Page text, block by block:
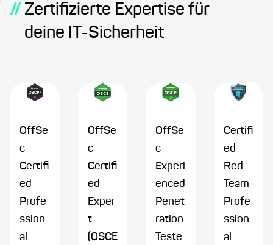
// Zertifizierte Expertise für
deine IT-Sicherheit
OffSe
c
Certifi
ed
Profe
ssion
al
OffSe
c
Certifi
ed
Exper
t
(OSCE
OffSe
c
Experi
enced
Penet
ration
Teste
Certifi
ed
Red
Team
Profe
ssion
al